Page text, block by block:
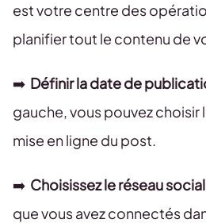
est votre centre des
planifier tout le contenu de
➡️ Définir la date de
gauche, vous pouvez choisir
mise en ligne du post.
➡️ Choisissez le réseau social
que vous avez connectés